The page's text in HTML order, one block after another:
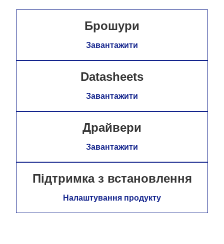
Брошури
Завантажити
Datasheets
Завантажити
Драйвери
Завантажити
Підтримка з встановлення
Налаштування продукту